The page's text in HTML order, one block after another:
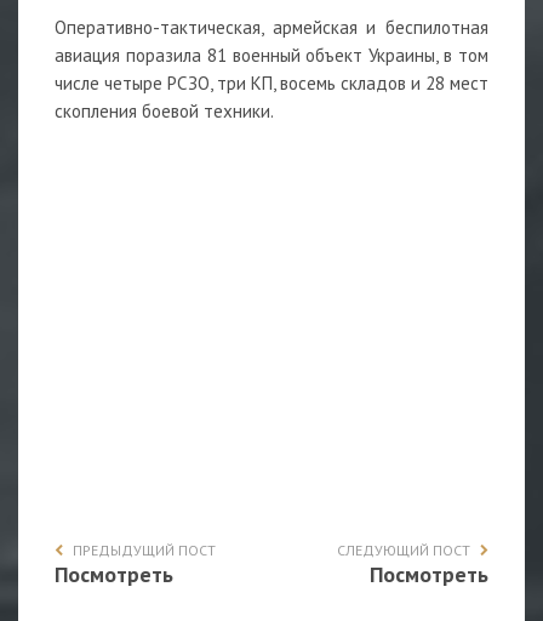
Оперативно-тактическая, армейская и беспилотная
авиация поразила 81 военный объект Украины, в том
числе четыре РСЗО, три КП, восемь складов и 28 мест
скопления боевой техники.
ПРЕДЫДУЩИЙ ПОСТ
Посмотреть
СЛЕДУЮЩИЙ ПОСТ
Посмотреть